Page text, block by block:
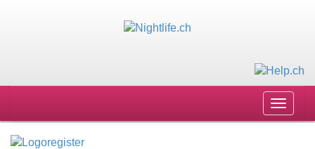
Toggle